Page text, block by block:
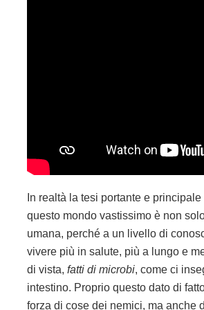
In realtà la tesi portante e
questo mondo vastissimo è non
umana, perché a un livello di
vivere più in salute, più a lungo e
di vista, fatti di microbi, come ci
intestino. Proprio questo dato di
forza di cose dei nemici, ma anche